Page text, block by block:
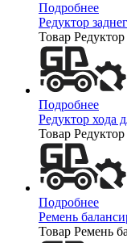
Подробнее
Редуктор
Товар
Подробнее
Редуктор хода
Товар
Подробнее
Ремень
Товар Ремень